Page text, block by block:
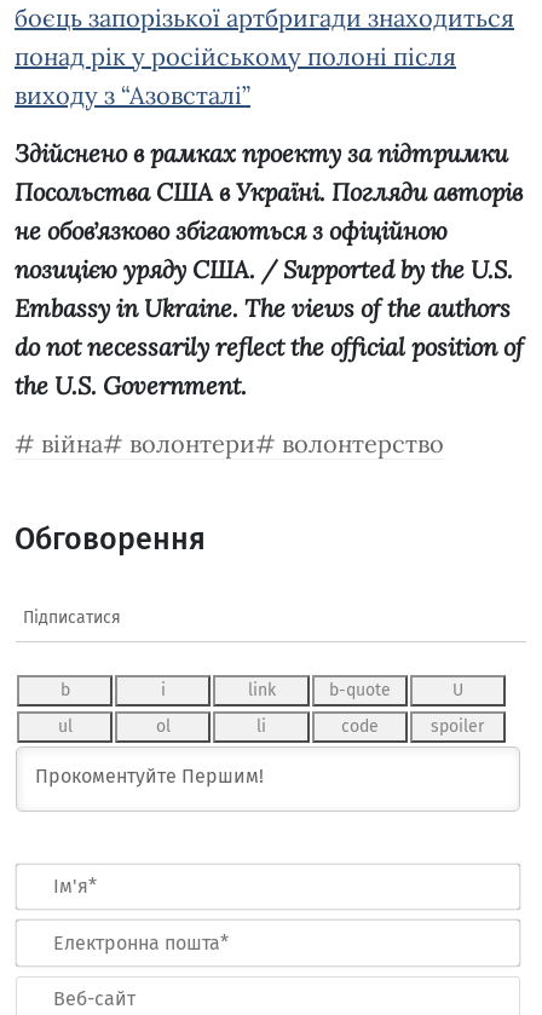
боєць запорізької артбригади знаходиться
понад рік у російському полоні після
виходу з “Азовсталі”
Здійснено в рамках проекту за підтримки
Посольства США в Україні. Погляди авторів
не обовʼязково збігаються з офіційною
позицією уряду США. / Supported by the U.S.
Embassy in Ukraine. The views of the authors
do not necessarily reflect the official position of
the U.S. Government.
війна
волонтери волонтерство
Обговорення
Підписатися